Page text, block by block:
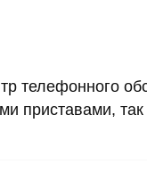
телефонного
приставами,